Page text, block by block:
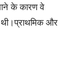
के कारण वे
और